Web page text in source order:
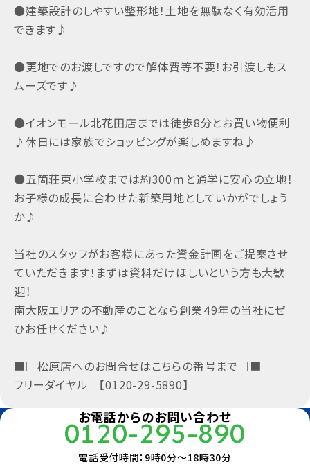
●建築設計のしやすい整形地！土地を無駄なく有効活用
できます♪
●更地でのお渡しですので解体費等不要！お引渡しもス
ムーズです♪
●イオンモール北花田店までは徒歩8分とお買い物便利
♪休日には家族でショッピングが楽しめますね♪
●五箇荘東小学校までは約300ｍと通学に安心の立地！
お子様の成長に合わせた新築用地としていかがでしょう
か♪
当社のスタッフがお客様にあった資金計画をご提案させ
ていただきます！まずは資料だけほしいという方も大歓
迎！
南大阪エリアの不動産のことなら創業４9年の当社にぜ
ひお任せください♪
■□松原店へのお問合せはこちらの番号まで□■
フリーダイヤル 【0120-29-5890】
お電話からのお問い合わせ
0120-295-890
電話受付時間：9時0分～18時30分